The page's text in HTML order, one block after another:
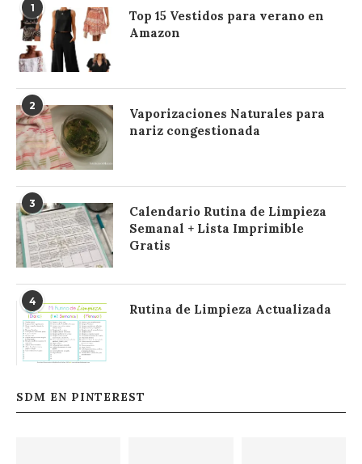
1
Top 15 Vestidos para verano en
Amazon
2
Vaporizaciones Naturales para
nariz congestionada
3
Calendario Rutina de Limpieza
Semanal + Lista Imprimible
Gratis
4
Rutina de Limpieza Actualizada
SDM EN PINTEREST